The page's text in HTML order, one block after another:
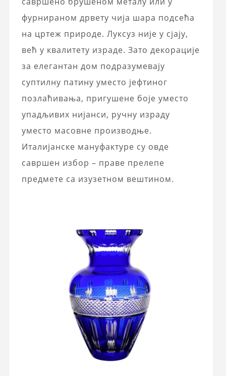
фурнираном дрвету чија шара подсећа
на цртеж природе. Луксуз није у сјају,
већ у квалитету израде. Зато декорације
за елегантан дом подразумевају
суптилну патину уместо јефтиног
позлаћивања, пригушене боје уместо
упадљивих нијанси, ручну израду
уместо масовне производње.
Италијанске мануфактуре су овде
савршен избор – праве прелепе
предмете са изузетном вештином.